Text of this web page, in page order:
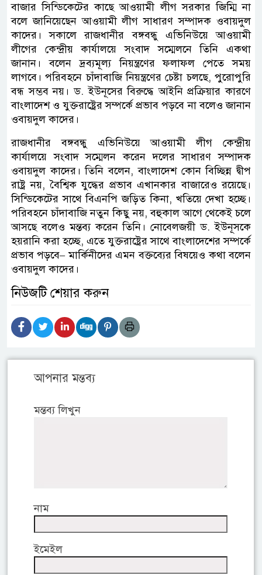
বাজার সিন্ডিকেটের কাছে আওয়ামী লীগ সরকার জিম্মি না
বলে জানিয়েছেন আওয়ামী লীগ সাধারণ সম্পাদক ওবায়দুল
কাদের। সকালে রাজধানীর বঙ্গবন্ধু এভিনিউয়ে আওয়ামী
লীগের কেন্দ্রীয় কার্যালয়ে সংবাদ সম্মেলনে তিনি একথা
জানান। বলেন দ্রব্যমূল্য নিয়ন্ত্রণের ফলাফল পেতে সময়
লাগবে। পরিবহনে চাঁদাবাজি নিয়ন্ত্রণের চেষ্টা চলছে, পুরোপুরি
বন্ধ সম্ভব নয়। ড. ইউনূসের বিরুদ্ধে আইনি প্রক্রিয়ার কারণে
বাংলাদেশ ও যুক্তরাষ্ট্রের সম্পর্কে প্রভাব পড়বে না বলেও জানান
ওবায়দুল কাদের।
রাজধানীর বঙ্গবন্ধু এভিনিউয়ে আওয়ামী লীগ কেন্দ্রীয়
কার্যালয়ে সংবাদ সম্মেলন করেন দলের সাধারণ সম্পাদক
ওবায়দুল কাদের। তিনি বলেন, বাংলাদেশ কোন বিচ্ছিন্ন দ্বীপ
রাষ্ট্র নয়, বৈশ্বিক যুদ্ধের প্রভাব এখানকার বাজারেও রয়েছে।
সিন্ডিকেটের সাথে বিএনপি জড়িত কিনা, খতিয়ে দেখা হচ্ছে।
পরিবহনে চাঁদাবাজি নতুন কিছু নয়, বহুকাল আগে থেকেই চলে
আসছে বলেও মন্তব্য করেন তিনি। নোবেলজয়ী ড. ইউনূসকে
হয়রানি করা হচ্ছে, এতে যুক্তরাষ্ট্রের সাথে বাংলাদেশের সম্পর্কে
প্রভাব পড়বে– মার্কিনীদের এমন বক্তব্যের বিষয়েও কথা বলেন
ওবায়দুল কাদের।
নিউজটি শেয়ার করুন
আপনার মন্তব্য
মন্তব্য লিখুন
নাম
ইমেইল